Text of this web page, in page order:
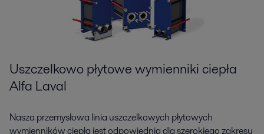
Uszczelkowo płytowe wymienniki ciepła
Alfa Laval
Nasza przemysłowa linia uszczelkowych płytowych
wymienników ciepła jest odpowiednia dla szerokiego zakresu